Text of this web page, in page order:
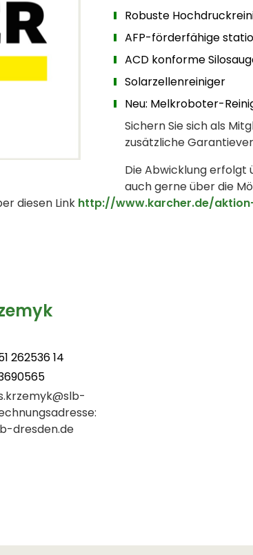
Robuste
AFP-förderfähige
ACD konforme
Solarzellenreiniger
Neu: Melkroboter-
Sichern Sie sich als
zusätzliche
Die Abwicklung erfolgt
auch gerne über die
diesen Link http://www.karcher.de/
262536 14
dresden.de